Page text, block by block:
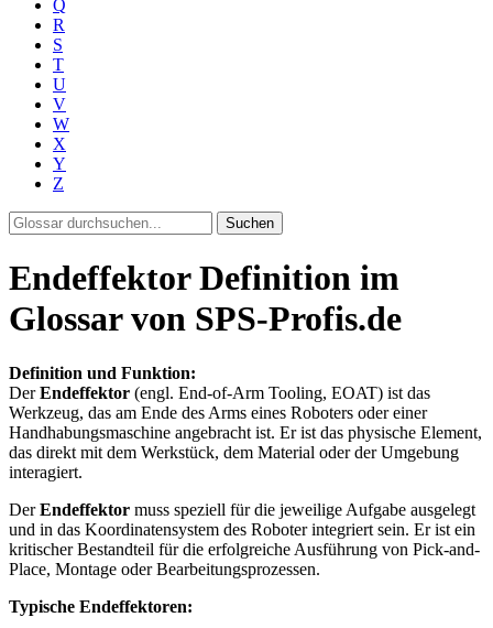
Q
R
S
T
U
V
W
X
Y
Z
Suchen
Endeffektor Definition im
Glossar von SPS-Profis.de
Definition und Funktion:
DerEndeffektor (engl. End-of-Arm Tooling, EOAT) ist das
Werkzeug, das am Ende des Arms eines Roboters oder einer
Handhabungsmaschine angebracht ist. Er ist das physische Element,
das direkt mit dem Werkstück, dem Material oder der Umgebung
interagiert.
DerEndeffektor muss speziell für die jeweilige Aufgabe ausgelegt
und in das Koordinatensystem des Roboter integriert sein. Er ist ein
kritischer Bestandteil für die erfolgreiche Ausführung von Pick-and-
Place, Montage oder Bearbeitungsprozessen.
Typische Endeffektoren: